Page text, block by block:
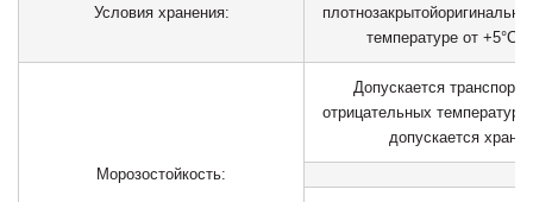
Условия хранения:
плотнозакрытой
температуре от +5°С
Морозостойкость:
Допускается
отрицательных
допускается